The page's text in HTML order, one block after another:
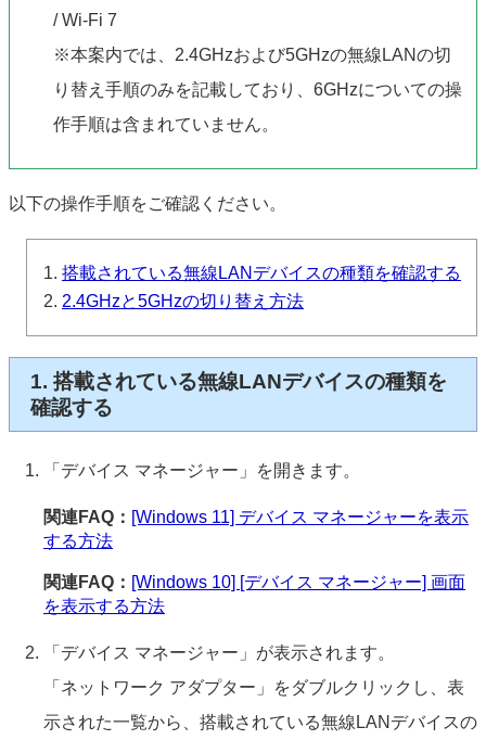
/ Wi-Fi 7
※本案内では、2.4GHzおよび5GHzの無線LANの切
り替え手順のみを記載しており、6GHzについての操
作手順は含まれていません。
以下の操作手順をご確認ください。
搭載されている無線LANデバイスの種類を確認する
2.4GHzと5GHzの切り替え方法
1. 搭載されている無線LANデバイスの種類を
確認する
「デバイス マネージャー」を開きます。
関連FAQ： [Windows 11] デバイス マネージャーを表示
する方法
関連FAQ： [Windows 10] [デバイス マネージャー] 画面
を表示する方法
「デバイス マネージャー」が表示されます。
「ネットワーク アダプター」をダブルクリックし、表
示された一覧から、搭載されている無線LANデバイスの